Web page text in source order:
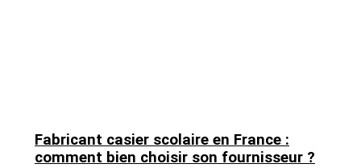
Fabricant casier scolaire en France :
comment bien choisir son fournisseur ?